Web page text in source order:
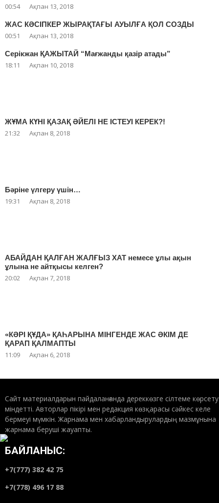
00:54 Ақпан 13, 2018
ЖАС КӘСІПКЕР ЖЫРАҚТАҒЫ АУЫЛҒА ҚОЛ СОЗДЫ
00:51 Ақпан 13, 2018
Серікжан ҚАЖЫТАЙ “Мағжанды қазір атады”
18:11 Ақпан 10, 2018
ЖҰМА КҮНІ ҚАЗАҚ ӘЙЕЛІ НЕ ІСТЕУІ КЕРЕК?!
21:32 Ақпан 8, 2018
Бәріне үлгеру үшін…
19:31 Ақпан 8, 2018
АБАЙДАН ҚАЛҒАН ЖАЛҒЫЗ ХАТ немесе ұлы ақын
ұлына не айтқысы келген?
20:02 Ақпан 7, 2018
«КӘРІ ҚҰДА» ҚАҺАРЫНА МІНГЕНДЕ ЖАС ӘКІМ ДЕ
ҚАРАП ҚАЛМАПТЫ
11:09 Ақпан 6, 2018
Сайт материалдарын пайдаланғанда дереккөзге сілтеме көрсету
міндетті. Авторлар пікірі мен редакция көзқарасы сәйкес келе
бермеуі мүмкін. Жарнама мен хабарландырулардың мазмұнына
жарнама беруші жауапты.
БАЙЛАНЫС:
+7(777) 382 42 75
+7(778) 496 17 88